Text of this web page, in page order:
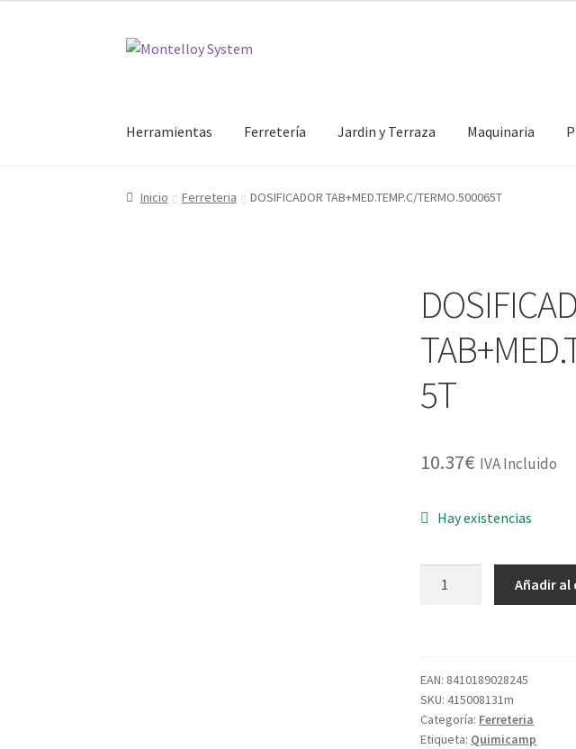
Ir
Ir
Herramientas Ferretería Jardin y Terraza Maquinaria
Inicio Ferreteria DOSIFICADOR TAB+MED.TEMP.C/TERMO.500065T
5T
10.37€ IVA Incluido
Hay existencias
Añadir
EAN: 8410189028245
SKU:415008131m
Categoría: Ferreteria
Etiqueta: Quimicamp